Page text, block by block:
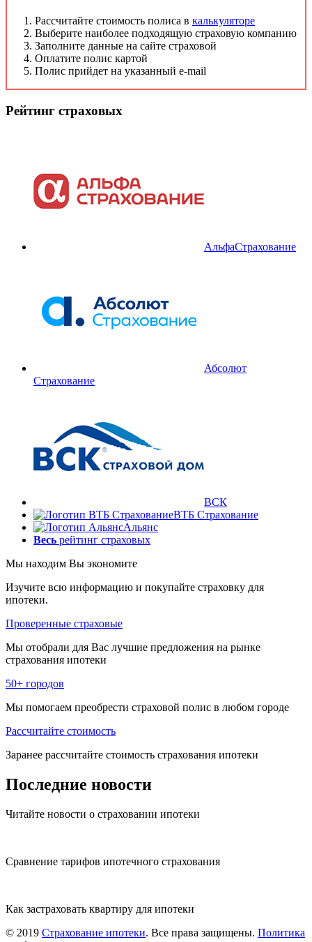
Рассчитайте стоимость полиса в калькуляторе
Выберите наиболее подходящую страховую компанию
Заполните данные на сайте страховой
Оплатите полис картой
Полис прийдет на указанный e-mail
Рейтинг страховых
АльфаСтрахование
Абсолют
Страхование
ВСК
ВТБ Страхование
Альянс
Весь рейтинг страховых
Мы находим Вы экономите
Изучите всю информацию и покупайте страховку для
ипотеки.
Проверенные страховые
Мы отобрали для Вас лучшие предложения на рынке
страхования ипотеки
50+ городов
Мы помогаем преобрести страховой полис в любом городе
Рассчитайте стоимость
Заранее рассчитайте стоимость страхования ипотеки
Последние новости
Читайте новости о страховании ипотеки
Сравнение тарифов ипотечного страхования
Как застраховать квартиру для ипотеки
© 2019 Страхование ипотеки. Все права защищены. Политика